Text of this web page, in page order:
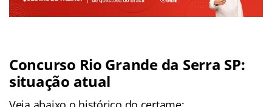
Concurso Rio Grande da Serra SP:
situação atual